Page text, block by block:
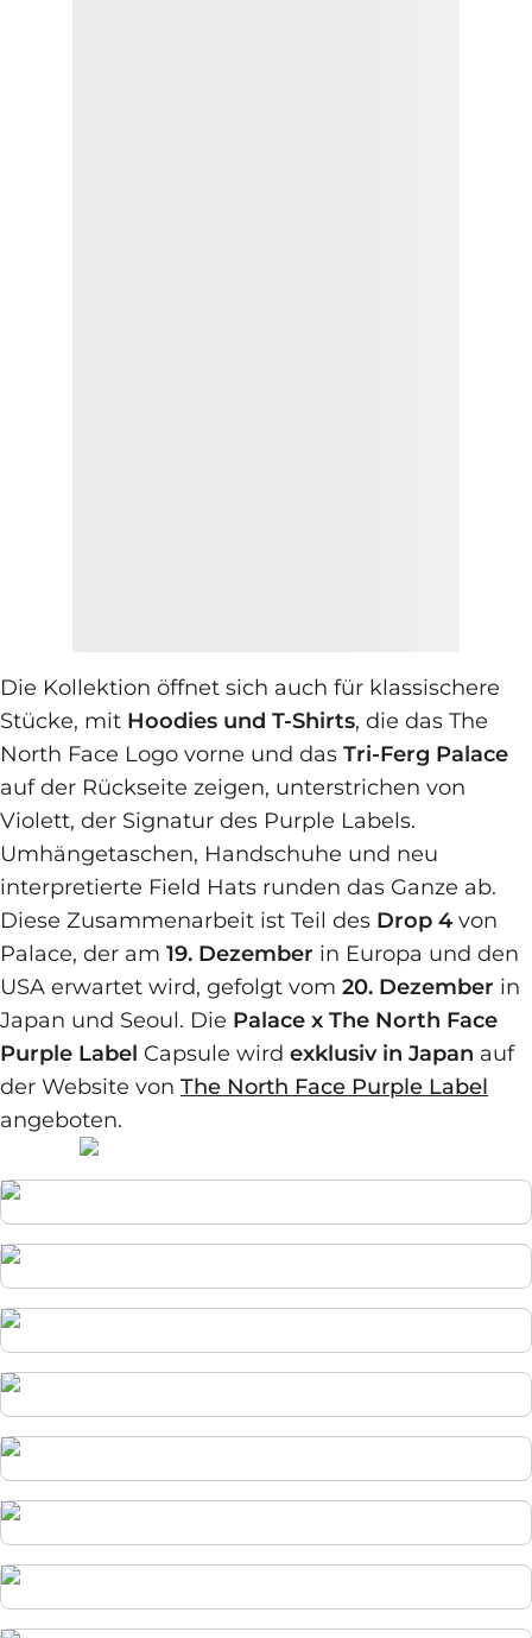
Die Kollektion öffnet sich auch für klassischere
Stücke, mit Hoodies und T-Shirts, die das The
North Face Logo vorne und das Tri-Ferg Palace
auf der Rückseite zeigen, unterstrichen von
Violett, der Signatur des Purple Labels.
Umhängetaschen, Handschuhe und neu
interpretierte Field Hats runden das Ganze ab.
Diese Zusammenarbeit ist Teil des Drop 4 von
Palace, der am 19. Dezember in Europa und den
USA erwartet wird, gefolgt vom 20. Dezember in
Japan und Seoul. Die Palace x The North Face
Purple Label Capsule wird exklusiv in Japan auf
der Website von The North Face Purple Label
angeboten.